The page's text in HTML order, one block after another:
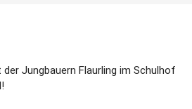
Jungbauern Flaurling im Schulhof